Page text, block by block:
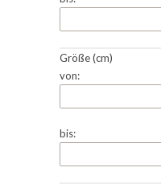
Größe (cm)
von:
bis: